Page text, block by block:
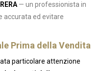
— un professionista in
accurata ed evitare
Prima della Vendita
particolare attenzione